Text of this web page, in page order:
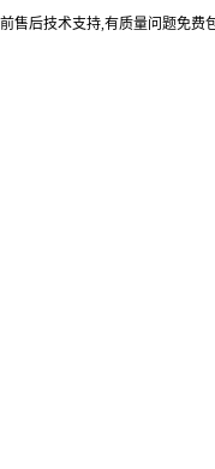
售后技术支持,有质量问题免费